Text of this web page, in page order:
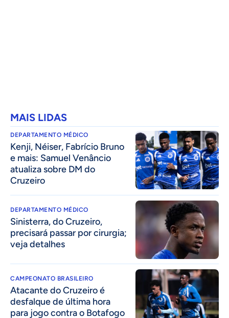
MAIS LIDAS
DEPARTAMENTO MÉDICO
Kenji, Néiser, Fabrício Bruno
e mais: Samuel Venâncio
atualiza sobre DM do
Cruzeiro
DEPARTAMENTO MÉDICO
Sinisterra, do Cruzeiro,
precisará passar por cirurgia;
veja detalhes
CAMPEONATO BRASILEIRO
Atacante do Cruzeiro é
desfalque de última hora
para jogo contra o Botafogo